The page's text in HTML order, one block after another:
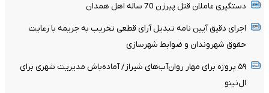
دستگیری عاملان قتل پیرزن 70 ساله اهل همدان
اجرای دقیق آیین نامه تبدیل آرای قطعی تخریب به جریمه با رعایت
حقوق شهروندان و ضوابط شهرسازی
۵۹ پروژه برای مهار روان‌آب‌های شیراز/ آماده‌باش مدیریت شهری برای
ال‌نینو